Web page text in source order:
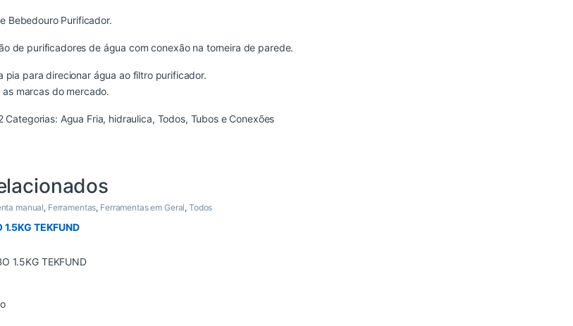
Bebedouro Purificador.
de purificadores de água com conexão na torneira de parede.
pia para direcionar água ao filtro purificador.
marcas do mercado.
Categorias: Agua Fria, hidraulica, Todos, Tubos e Conexões
manual, Ferramentas, Ferramentas em Geral, Todos
1.5KG TEKFUND